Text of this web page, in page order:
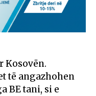
Kosovën.
të angazhohen
BE tani, si e